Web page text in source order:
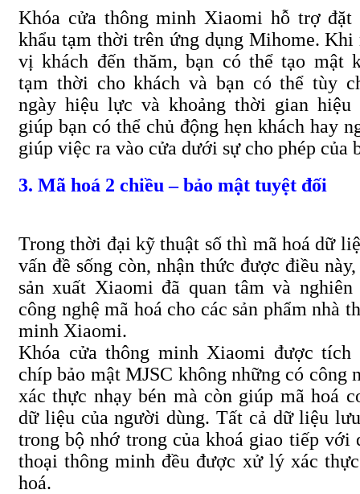
Khóa cửa thông minh Xiaomi hỗ trợ đặt
khẩu tạm thời trên ứng dụng Mihome. Khi
vị khách đến thăm, bạn có thể tạo mật
tạm thời cho khách và bạn có thể tùy
ngày hiệu lực và khoảng thời gian hiệu
giúp bạn có thể chủ động hẹn khách hay
giúp việc ra vào cửa dưới sự cho phép của
3. Mã hoá 2 chiều – bảo mật tuyệt đối
Trong thời đại kỹ thuật số thì mã hoá dữ
vấn đề sống còn, nhận thức được điều này,
sản xuất Xiaomi đã quan tâm và nghiên
công nghệ mã hoá cho các sản phẩm nhà
minh Xiaomi.
Khóa cửa thông minh Xiaomi được tích
chíp bảo mật MJSC không những có công
xác thực nhạy bén mà còn giúp mã hoá
dữ liệu của người dùng. Tất cả dữ liệu
trong bộ nhớ trong của khoá giao tiếp với
thoại thông minh đều được xử lý xác
hoá.